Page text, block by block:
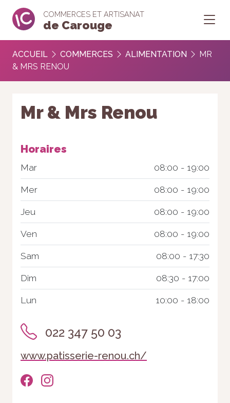
COMMERCES ET ARTISANAT
de Carouge
ACCUEIL COMMERCES ALIMENTATION
MR
& MRS RENOU
Mr & Mrs Renou
Horaires
Mar 08:00 - 19:00
Mer 08:00 - 19:00
Jeu 08:00 - 19:00
Ven 08:00 - 19:00
Sam 08:00 - 17:30
Dim 08:30 - 17:00
Lun 10:00 - 18:00
022 347 50 03
www.patisserie-renou.ch/